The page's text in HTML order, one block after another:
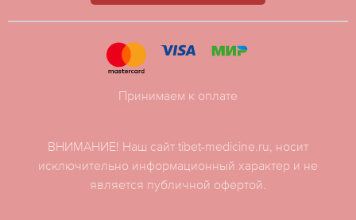
ВНИМАНИЕ! Наш сайт tibet-medicine.ru, носит
исключительно информационный характер и не
является публичной офертой.
Принимаем к оплате